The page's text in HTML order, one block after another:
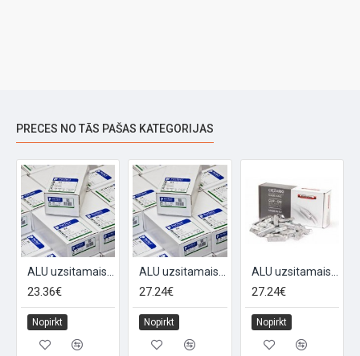
PRECES NO TĀS PAŠAS KATEGORIJAS
23.36€
Nopirkt
27.24€
Nopirkt
27.24€
Nopirkt